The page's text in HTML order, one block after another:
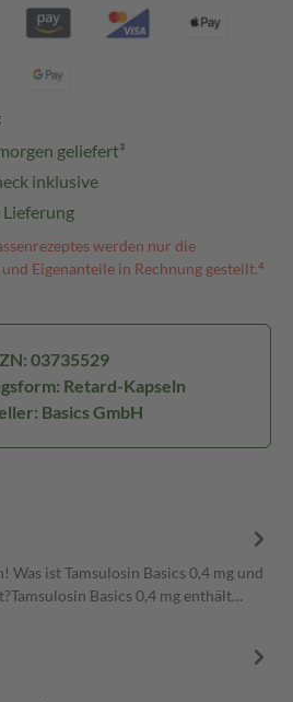
geliefert³
inklusive
werden nur die
Eigenanteile in Rechnung gestellt.⁴
03735529
Retard-Kapseln
Basics GmbH
Was ist Tamsulosin Basics 0,4 mg und
Basics 0,4 mg enthält…